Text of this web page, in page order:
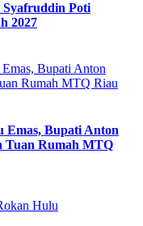
Syafruddin Poti
2027
Emas, Bupati Anton
Tuan Rumah MTQ